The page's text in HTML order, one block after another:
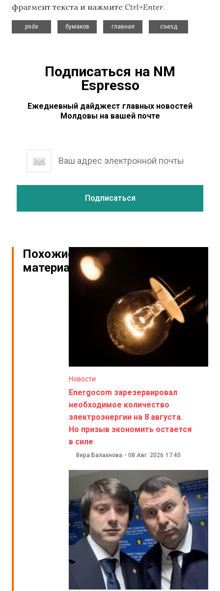
фрагмент текста и нажмите Ctrl+Enter.
psde
бумаков
главная
съезд
Подписаться на NM
Espresso
Ежедневный дайджест главных новостей
Молдовы на вашей почте
Похожие
материалы
Новости
Energocom зарезервировал
необходимое количество
электроэнергии на 8 августа.
Но призыв экономить остается
в силе
Вера Балахнова - 08 Авг. 2026 17:40